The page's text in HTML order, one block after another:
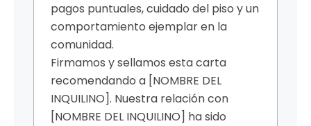
pagos puntuales, cuidado del piso y un
comportamiento ejemplar en la
comunidad.
Firmamos y sellamos esta carta
recomendando a [NOMBRE DEL
INQUILINO]. Nuestra relación con
[NOMBRE DEL INQUILINO] ha sido